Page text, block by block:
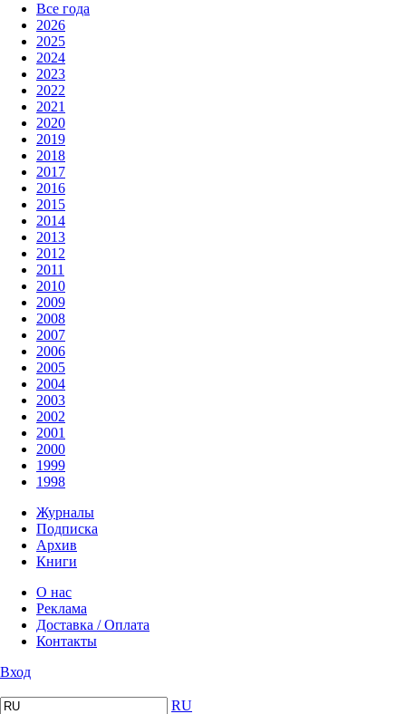
Все года
2026
2025
2024
2023
2022
2021
2020
2019
2018
2017
2016
2015
2014
2013
2012
2011
2010
2009
2008
2007
2006
2005
2004
2003
2002
2001
2000
1999
1998
Журналы
Подписка
Архив
Книги
О нас
Реклама
Доставка / Оплата
Контакты
Вход
RU